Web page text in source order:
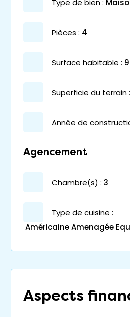
type de bien :
pièces : 4
surface habitable :
superficie du terrain :
année de
Agencement
chambre(s) : 3
Type de cuisine :
Américaine Amenagée
Aspects